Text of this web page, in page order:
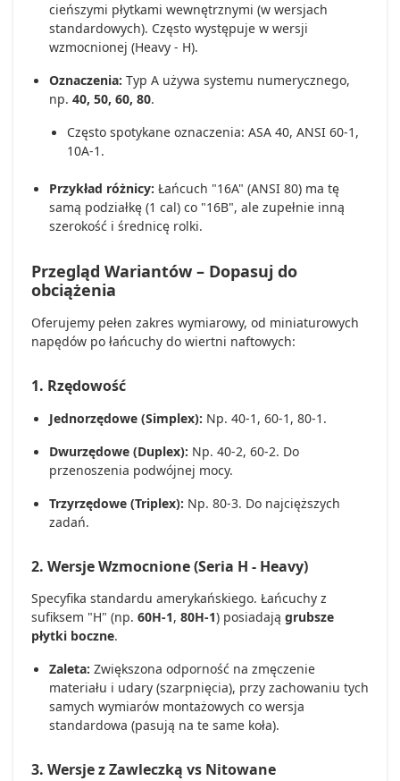
cieńszymi płytkami wewnętrznymi (w wersjach
standardowych). Często występuje w wersji
wzmocnionej (Heavy - H).
Oznaczenia: Typ A używa systemu numerycznego,
np. 40, 50, 60, 80.
Często spotykane oznaczenia: ASA 40, ANSI 60-1,
10A-1.
Przykład różnicy: Łańcuch "16A" (ANSI 80) ma tę
samą podziałkę (1 cal) co "16B", ale zupełnie inną
szerokość i średnicę rolki.
Przegląd Wariantów – Dopasuj do
obciążenia
Oferujemy pełen zakres wymiarowy, od miniaturowych
napędów po łańcuchy do wiertni naftowych:
1. Rzędowość
Jednorzędowe (Simplex): Np. 40-1, 60-1, 80-1.
Dwurzędowe (Duplex): Np. 40-2, 60-2. Do
przenoszenia podwójnej mocy.
Trzyrzędowe (Triplex): Np. 80-3. Do najcięższych
zadań.
2. Wersje Wzmocnione (Seria H - Heavy)
Specyfika standardu amerykańskiego. Łańcuchy z
sufiksem "H" (np. 60H-1, 80H-1) posiadają grubsze
płytki boczne.
Zaleta: Zwiększona odporność na zmęczenie
materiału i udary (szarpnięcia), przy zachowaniu tych
samych wymiarów montażowych co wersja
standardowa (pasują na te same koła).
3. Wersje z Zawleczką vs Nitowane